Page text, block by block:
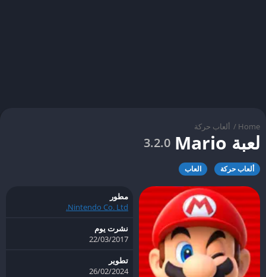
Home
/ ألعاب حركة
لعبة Mario 3.2.0
ألعاب حركة العاب
مطور
Nintendo Co. Ltd.
نشرت يوم
22/03/2017
تطوير
26/02/2024